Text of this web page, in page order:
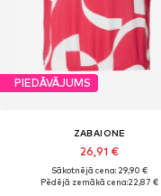
PIEDĀVĀJUMS
ZABAIONE
26,91 €
Sākotnējā cena: 29,90 €
Pēdējā zemākā cena:22,87 €